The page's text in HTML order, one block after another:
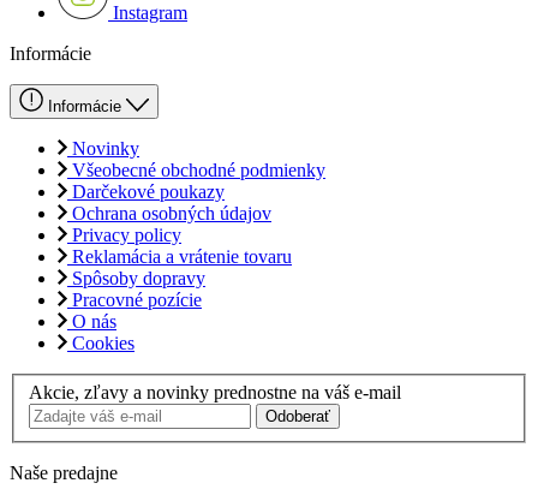
Instagram
Informácie
Informácie
Novinky
Všeobecné obchodné podmienky
Darčekové poukazy
Ochrana osobných údajov
Privacy policy
Reklamácia a vrátenie tovaru
Spôsoby dopravy
Pracovné pozície
O nás
Cookies
Akcie, zľavy a novinky prednostne na váš e-mail
Odoberať
Naše predajne